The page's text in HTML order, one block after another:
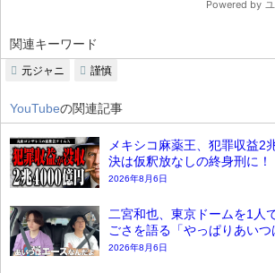
関連キーワード
元ジャニ 謹慎
YouTubeの関連記事
メキシコ麻薬王、犯罪収益
決は仮釈放なしの終身刑に！
2026年8月6日
二宮和也、東京ドームを1人
ごさを語る「やっぱりあいつ
2026年8月6日